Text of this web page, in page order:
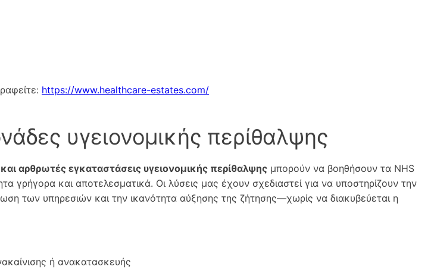
https://www.healthcare-estates.com/
υγειονομικής περίθαλψης
αρθρωτές εγκαταστάσεις υγειονομικής περίθαλψης μπορούν να βοηθήσουν τα NHS
γρήγορα και αποτελεσματικά. Οι λύσεις μας έχουν σχεδιαστεί για να υποστηρίζουν την
των υπηρεσιών και την ικανότητα αύξησης της ζήτησης—χωρίς να διακυβεύεται η
ή ανακατασκευής